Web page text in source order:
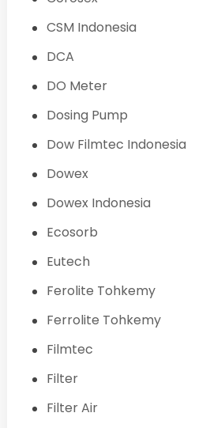
CSM Indonesia
DCA
DO Meter
Dosing Pump
Dow Filmtec Indonesia
Dowex
Dowex Indonesia
Ecosorb
Eutech
Ferolite Tohkemy
Ferrolite Tohkemy
Filmtec
Filter
Filter Air